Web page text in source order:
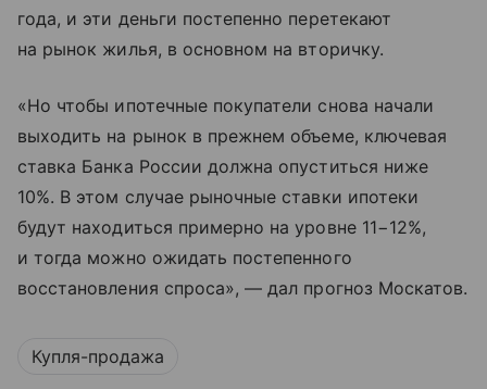
года, и эти деньги постепенно перетекают
на рынок жилья, в основном на вторичку.
«Но чтобы ипотечные покупатели снова начали
выходить на рынок в прежнем объеме, ключевая
ставка Банка России должна опуститься ниже
10%. В этом случае рыночные ставки ипотеки
будут находиться примерно на уровне 11−12%,
и тогда можно ожидать постепенного
восстановления спроса», — дал прогноз Москатов.
Купля-продажа